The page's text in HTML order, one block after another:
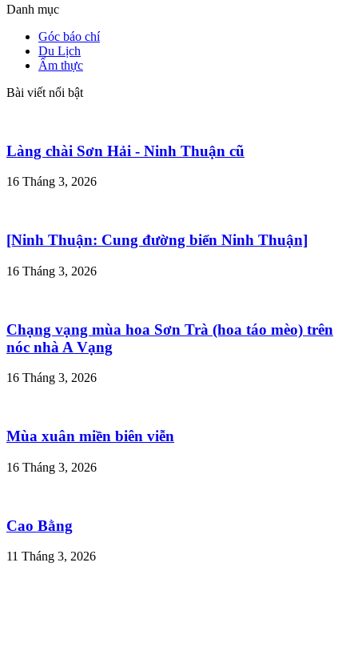
Danh mục
Góc báo chí
Du Lịch
Ẩm thực
Bài viết nổi bật
Làng chài Sơn Hải - Ninh Thuận cũ
16 Tháng 3, 2026
[Ninh Thuận: Cung đường biển Ninh Thuận]
16 Tháng 3, 2026
Chạng vạng mùa hoa Sơn Trà (hoa táo mèo) trên
nóc nhà A Vạng
16 Tháng 3, 2026
Mùa xuân miền biên viễn
16 Tháng 3, 2026
Cao Bằng
11 Tháng 3, 2026